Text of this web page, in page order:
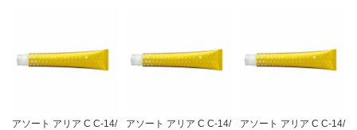
アソート アリア C C-14/
アソート アリア C C-14/
アソート アリア C C-14/